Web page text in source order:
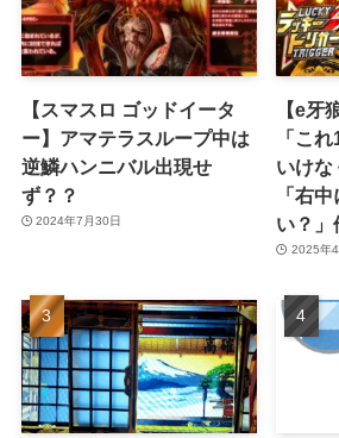
【スマスロ ゴッドイータ
ー】アマテラスループ中は
逆鱗ハンニバル出現せ
ず？？
2024年7月30日
【e牙
「こ
いけな
「右
い？」
2025年